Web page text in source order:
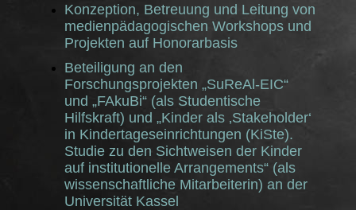
Konzeption, Betreuung und Leitung von
medienpädagogischen Workshops und
Projekten auf Honorarbasis
Beteiligung an den
Forschungsprojekten „SuReAl-EIC“
und „FAkuBi“ (als Studentische
Hilfskraft) und „Kinder als ‚Stakeholder‘
in Kindertageseinrichtungen (KiSte).
Studie zu den Sichtweisen der Kinder
auf institutionelle Arrangements“ (als
wissenschaftliche Mitarbeiterin) an der
Universität Kassel